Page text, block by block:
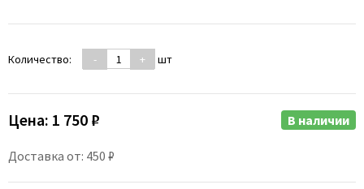
Количество: - + шт
Цена: 1 750 ₽
Доставка от: 450 ₽
В наличии